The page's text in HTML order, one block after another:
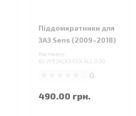
Піддомкратники для
ЗАЗ Sens (2009–2018)
Код товару:
60.WBJACKXXXX.ALL.0.00
0
490.00 грн.